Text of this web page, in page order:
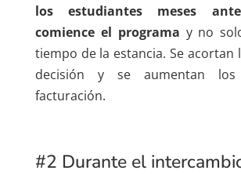
los estudiantes meses
comience el programa y no
tiempo de la estancia. Se acortan
decisión y se aumentan
facturación.
#2 Durante el